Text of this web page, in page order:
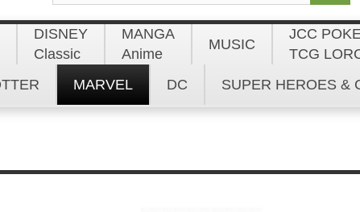
DISNEY
Classic
MANGA
Anime
MUSIC
JCC
TCG
MARVEL DC SUPER HEROES &